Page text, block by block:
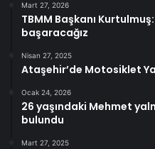
Mart 27, 2026
TBMM Başkanı
başaracağız
Nisan 27, 2025
Ataşehir’de Motosiklet
Ocak 24, 2026
26 yaşındaki Mehmet
bulundu
Mart 27, 2025